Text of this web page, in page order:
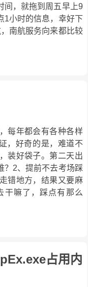
间，就拖到周五早上9
1小时的信息，幸好下
南航服务向来都比较
每年都会有各种各样
，好奇的是，难道不
装好袋子。第二天出
？2、提前不去考场踩
错地方，结果又要麻
干嘛了，踩点有那么
占用内